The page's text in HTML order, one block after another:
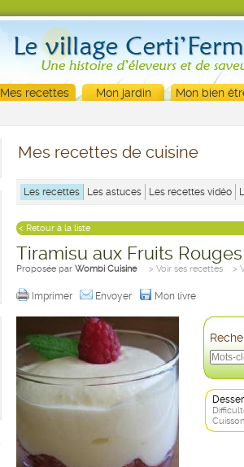
Mes recettes Mon jardin Mon bien
Mes recettes de cuisine
Les recettes Les astuces Les recettes vidéo
< Retour à la liste
Tiramisu aux Fruits Rouges
Proposée par Wombi Cuisine > Voir ses recettes >
Imprimer Envoyer Mon livre